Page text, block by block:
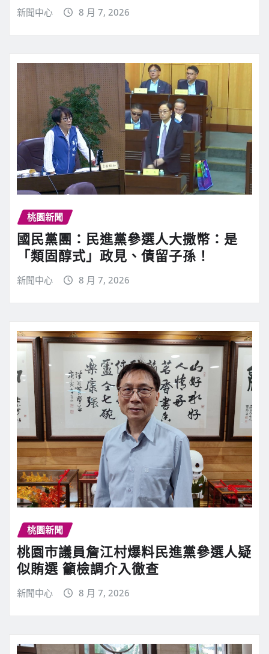
新聞中心 8 月 7, 2026
桃園新聞
國民黨團：民進黨參選人大撒幣：是
「類固醇式」政見、債留子孫！
新聞中心 8 月 7, 2026
桃園新聞
桃園市議員詹江村爆料民進黨參選人疑
似賄選 籲檢調介入徹查
新聞中心 8 月 7, 2026